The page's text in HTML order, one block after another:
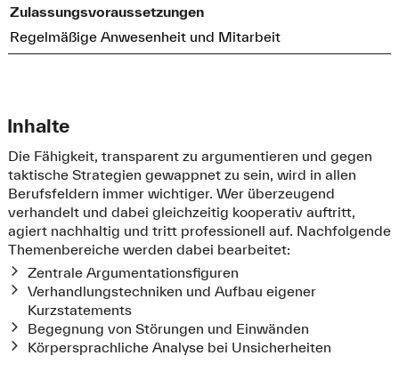
Zulassungsvoraussetzungen
Regelmäßige Anwesenheit und Mitarbeit
Inhalte
Die Fähigkeit, transparent zu argumentieren und gegen
taktische Strategien gewappnet zu sein, wird in allen
Berufsfeldern immer wichtiger. Wer überzeugend
verhandelt und dabei gleichzeitig kooperativ auftritt,
agiert nachhaltig und tritt professionell auf. Nachfolgende
Themenbereiche werden dabei bearbeitet:
Zentrale Argumentationsfiguren
Verhandlungstechniken und Aufbau eigener
Kurzstatements
Begegnung von Störungen und Einwänden
Körpersprachliche Analyse bei Unsicherheiten